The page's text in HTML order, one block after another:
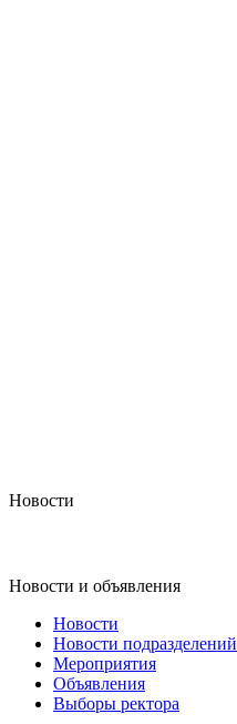
Новости
Новости и объявления
Новости
Новости подразделений
Мероприятия
Объявления
Выборы ректора